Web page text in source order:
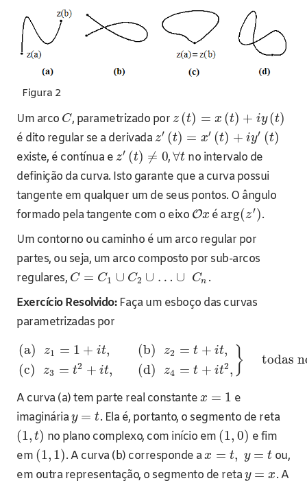
Figura 2
Um arco C, parametrizado por z (t) = x (t) + iy (t)
é dito regular se a derivadaz′ (t) = x′ (t) + iy′ (t)
existe, é contínua e z′ (t) ≠ 0,∀t no intervalo de
definição da curva. Isto garante que a curva possui
tangente em qualquer um de seus pontos. O ângulo
formado pela tangente com o eixo Ox éarg(z′).
Um contorno ou caminho é um arco regular por
partes, ou seja, um arco composto por sub-arcos
regulares, C = C1 ∪ C2 ∪ … ∪ Cn .
Exercício Resolvido:Faça um esboço das curvas
parametrizadas por
(a) z1 = 1 + it,
(c)
z3 = t2 + it,
(b) z2 = t + it,
(d)
z4 = t + it2, } todas
A curva (a) tem parte real constante x = 1 e
imagináriay = t. Ela é, portanto, o segmento de reta
(1, t) no plano complexo, com início em (1, 0) e fim
em (1, 1). A curva (b) corresponde ax = t, y = t ou,
em outra representação, o segmento de retay = x. A